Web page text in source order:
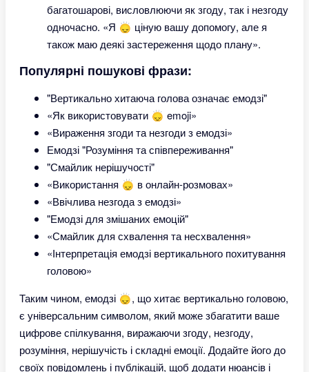
багатошарові, висловлюючи як згоду, так і незгоду
одночасно. «Я 🙂‍↕️ ціную вашу допомогу, але я
також маю деякі застереження щодо плану».
Популярні пошукові фрази:
"Вертикально хитаюча голова означає емодзі"
«Як використовувати 🙂‍↕️ emoji»
«Вираження згоди та незгоди з емодзі»
Емодзі "Розуміння та співпереживання"
"Смайлик нерішучості"
«Використання 🙂‍↕️ в онлайн-розмовах»
«Ввічлива незгода з емодзі»
"Емодзі для змішаних емоцій"
«Смайлик для схвалення та несхвалення»
«Інтерпретація емодзі вертикального похитування
головою»
Таким чином, емодзі 🙂‍↕️, що хитає вертикально головою,
є універсальним символом, який може збагатити ваше
цифрове спілкування, виражаючи згоду, незгоду,
розуміння, нерішучість і складні емоції. Додайте його до
своїх повідомлень і публікацій, щоб додати нюансів і